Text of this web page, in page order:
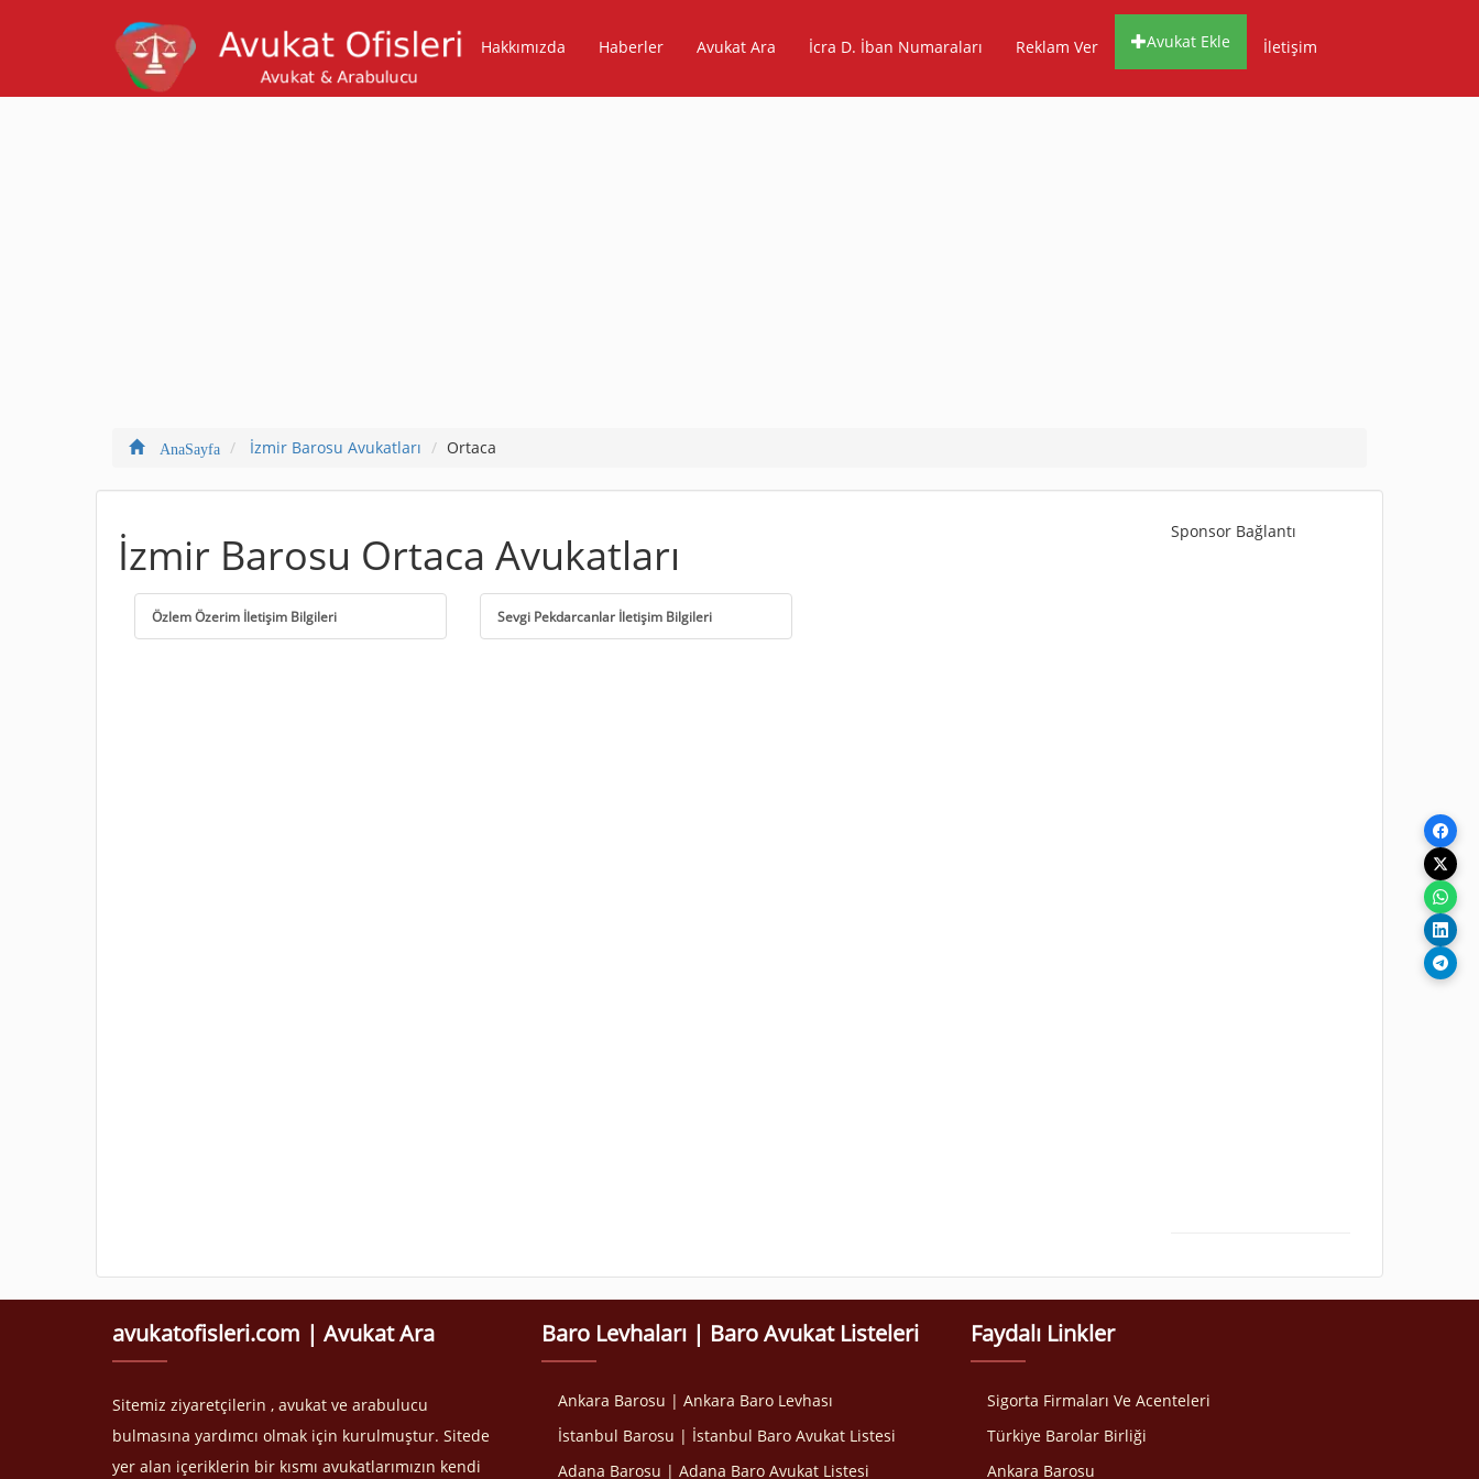
Hakkımızda Haberler Avukat Ara İcra D. İban Numaraları Reklam Ver Avukat Ekle İletişim
AnaSayfa İzmir Barosu Avukatları Ortaca
İzmir Barosu Ortaca Avukatları
Özlem Özerim İletişim Bilgileri Sevgi Pekdarcanlar İletişim Bilgileri
Sponsor Bağlantı
avukatofisleri.com | Avukat Ara
Sitemiz ziyaretçilerin , avukat ve arabulucu
bulmasına yardımcı olmak için kurulmuştur. Sitede
yer alan içeriklerin bir kısmı avukatlarımızın kendi
Baro Levhaları | Baro Avukat Listeleri
Ankara Barosu | Ankara Baro Levhası
İstanbul Barosu | İstanbul Baro Avukat Listesi
Adana Barosu | Adana Baro Avukat Listesi
Faydalı Linkler
Sigorta Firmaları Ve Acenteleri
Türkiye Barolar Birliği
Ankara Barosu